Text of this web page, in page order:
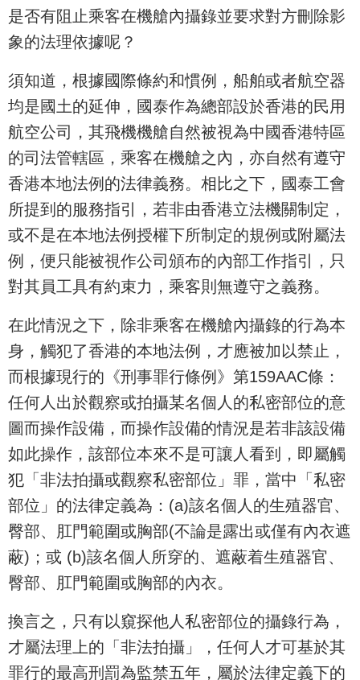
是否有阻止乘客在機艙內攝錄並要求對方刪除影
象的法理依據呢？
須知道，根據國際條約和慣例，船舶或者航空器
均是國土的延伸，國泰作為總部設於香港的民用
航空公司，其飛機機艙自然被視為中國香港特區
的司法管轄區，乘客在機艙之內，亦自然有遵守
香港本地法例的法律義務。相比之下，國泰工會
所提到的服務指引，若非由香港立法機關制定，
或不是在本地法例授權下所制定的規例或附屬法
例，便只能被視作公司頒布的內部工作指引，只
對其員工具有約束力，乘客則無遵守之義務。
在此情況之下，除非乘客在機艙內攝錄的行為本
身，觸犯了香港的本地法例，才應被加以禁止，
而根據現行的《刑事罪行條例》第159AAC條：
任何人出於觀察或拍攝某名個人的私密部位的意
圖而操作設備，而操作設備的情況是若非該設備
如此操作，該部位本來不是可讓人看到，即屬觸
犯「非法拍攝或觀察私密部位」罪，當中「私密
部位」的法律定義為：(a)該名個人的生殖器官、
臀部、肛門範圍或胸部(不論是露出或僅有內衣遮
蔽)；或 (b)該名個人所穿的、遮蔽着生殖器官、
臀部、肛門範圍或胸部的內衣。
換言之，只有以窺探他人私密部位的攝錄行為，
才屬法理上的「非法拍攝」，任何人才可基於其
罪行的最高刑罰為監禁五年，屬於法律定義下的